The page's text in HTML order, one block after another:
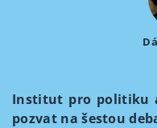
Institut pro politiku
pozvat na šestou